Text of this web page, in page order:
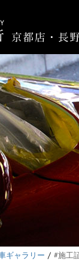
ギャラリー #施工